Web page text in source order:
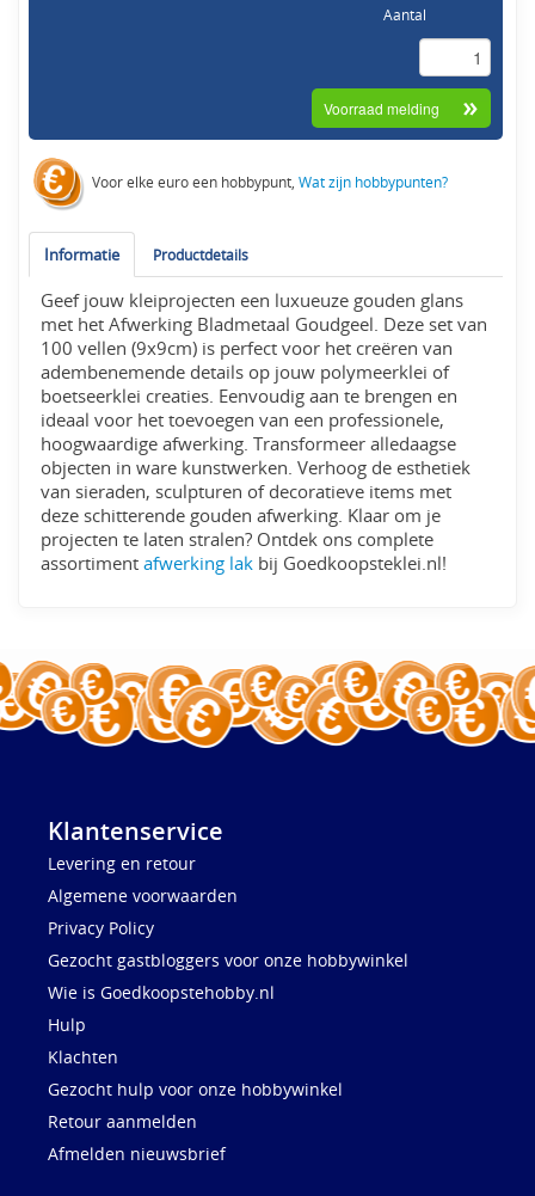
Aantal
Voor elke euro een hobbypunt,Wat zijn hobbypunten?
Informatie Productdetails
Geef jouw kleiprojecten een luxueuze gouden glans
met het Afwerking Bladmetaal Goudgeel. Deze set van
100 vellen (9x9cm) is perfect voor het creëren van
adembenemende details op jouw polymeerklei of
boetseerklei creaties. Eenvoudig aan te brengen en
ideaal voor het toevoegen van een professionele,
hoogwaardige afwerking. Transformeer alledaagse
objecten in ware kunstwerken. Verhoog de esthetiek
van sieraden, sculpturen of decoratieve items met
deze schitterende gouden afwerking. Klaar om je
projecten te laten stralen? Ontdek ons complete
assortimentafwerking lak bij Goedkoopsteklei.nl!
Klantenservice
Levering en retour
Algemene voorwaarden
Privacy Policy
Gezocht gastbloggers voor onze hobbywinkel
Wie is Goedkoopstehobby.nl
Hulp
Klachten
Gezocht hulp voor onze hobbywinkel
Retour aanmelden
Afmelden nieuwsbrief